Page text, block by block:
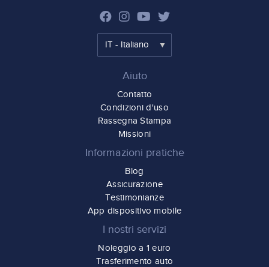
Aiuto
Contatto
Condizioni d'uso
Rassegna Stampa
Missioni
Informazioni pratiche
Blog
Assicurazione
Testimonianze
App dispositivo mobile
I nostri servizi
Noleggio a 1 euro
Trasferimento auto